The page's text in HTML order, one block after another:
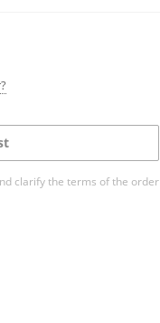
clarify the terms of the order